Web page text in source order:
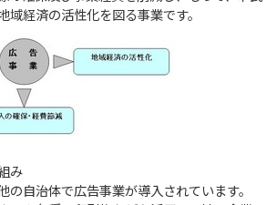
域経済の活性化を図る事業です。
み
の自治体で広告事業が導入されています。